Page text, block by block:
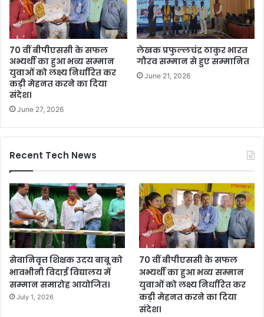
70 वीं बीपीएससी के सफल
अभ्यर्थी का हुआ भव्य सम्मान
युवाओं को लक्ष्य निर्धारित कर
कड़ी मेहनत करने का दिया
संदेश।
June 27, 2026
लेखक प्रफुल्लचंद्र ठाकुर भारत
गौरव सम्मान से हुए सम्मानित
June 21, 2026
Recent Tech News
सेवानिवृत्त शिक्षक उदय बाबू को
भावभीनी विदाई विद्यालय में
सम्मान समारोह आयोजित।
July 1, 2026
70 वीं बीपीएससी के सफल
अभ्यर्थी का हुआ भव्य सम्मान
युवाओं को लक्ष्य निर्धारित कर
कड़ी मेहनत करने का दिया
संदेश।